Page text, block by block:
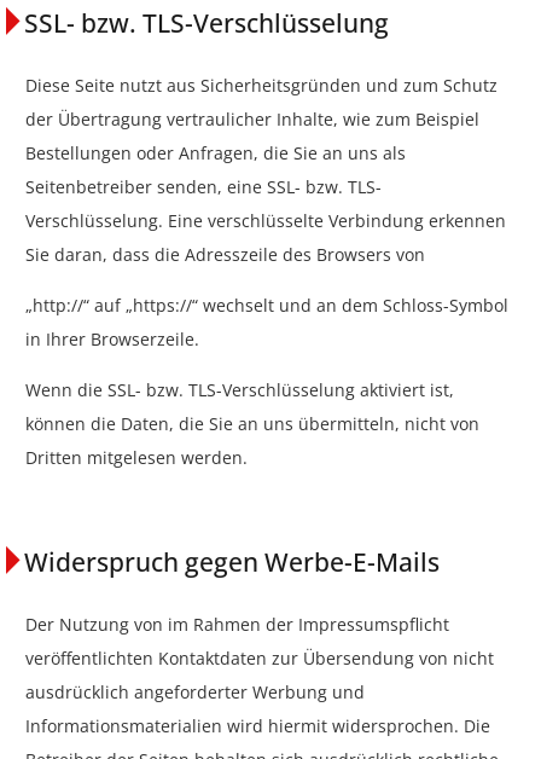
SSL- bzw. TLS-Verschlüsselung
Diese Seite nutzt aus Sicherheitsgründen und zum Schutz
der Übertragung vertraulicher Inhalte, wie zum Beispiel
Bestellungen oder Anfragen, die Sie an uns als
Seitenbetreiber senden, eine SSL- bzw. TLS-
Verschlüsselung. Eine verschlüsselte Verbindung erkennen
Sie daran, dass die Adresszeile des Browsers von
„http://“ auf „https://“ wechselt und an dem Schloss-Symbol
in Ihrer Browserzeile.
Wenn die SSL- bzw. TLS-Verschlüsselung aktiviert ist,
können die Daten, die Sie an uns übermitteln, nicht von
Dritten mitgelesen werden.
Widerspruch gegen Werbe-E-Mails
Der Nutzung von im Rahmen der Impressumspflicht
veröffentlichten Kontaktdaten zur Übersendung von nicht
ausdrücklich angeforderter Werbung und
Informationsmaterialien wird hiermit widersprochen. Die